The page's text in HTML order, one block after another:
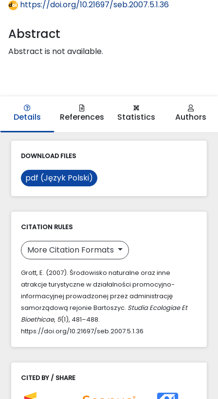
https://doi.org/10.21697/seb.2007.5.1.36
Abstract
Abstract is not available.
Details References Statistics Authors
DOWNLOAD FILES
pdf (Język Polski)
CITATION RULES
More Citation Formats
Grott, E. (2007). Środowisko naturalne oraz inne
atrakcje turystyczne w działalności promocyjno-
informacyjnej prowadzonej przez administrację
samorządową rejonie Bartoszyc. Studia Ecologiae Et
Bioethicae, 5(1), 481–488.
https://doi.org/10.21697/seb.2007.5.1.36
CITED BY / SHARE